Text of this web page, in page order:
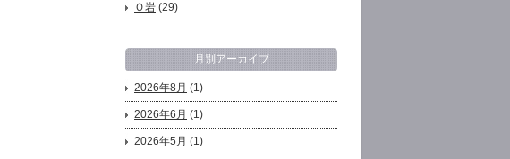
Ｏ岩 (29)
月別アーカイブ
2026年8月 (1)
2026年6月 (1)
2026年5月 (1)